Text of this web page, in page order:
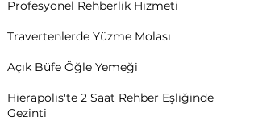
Profesyonel Rehberlik Hizmeti
Travertenlerde Yüzme Molası
Açık Büfe Öğle Yemeği
Hierapolis'te 2 Saat Rehber Eşliğinde
Gezinti